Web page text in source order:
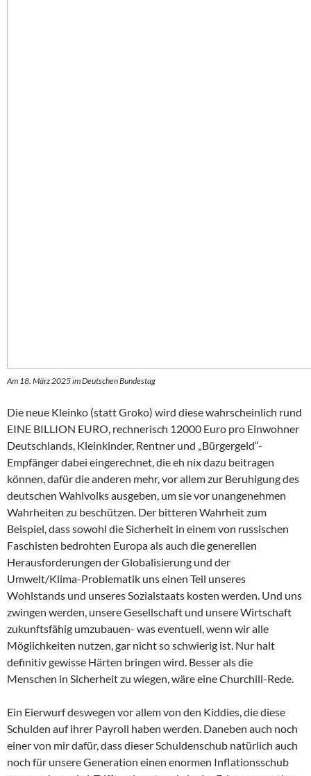
Am 18. März 2025 im Deutschen Bundestag
Die neue Kleinko (statt Groko) wird diese wahrscheinlich rund
EINE BILLION EURO, rechnerisch 12000 Euro pro Einwohner
Deutschlands, Kleinkinder, Rentner und „Bürgergeld“-
Empfänger dabei eingerechnet, die eh nix dazu beitragen
können, dafür die anderen mehr, vor allem zur Beruhigung des
deutschen Wahlvolks ausgeben, um sie vor unangenehmen
Wahrheiten zu beschützen. Der bitteren Wahrheit zum
Beispiel, dass sowohl die Sicherheit in einem von russischen
Faschisten bedrohten Europa als auch die generellen
Herausforderungen der Globalisierung und der
Umwelt/Klima-Problematik uns einen Teil unseres
Wohlstands und unseres Sozialstaats kosten werden. Und uns
zwingen werden, unsere Gesellschaft und unsere Wirtschaft
zukunftsfähig umzubauen- was eventuell, wenn wir alle
Möglichkeiten nutzen, gar nicht so schwierig ist. Nur halt
definitiv gewisse Härten bringen wird. Besser als die
Menschen in Sicherheit zu wiegen, wäre eine Churchill-Rede.
Ein Eierwurf deswegen vor allem von den Kiddies, die diese
Schulden auf ihrer Payroll haben werden. Daneben auch noch
einer von mir dafür, dass dieser Schuldenschub natürlich auch
noch für unsere Generation einen enormen Inflationsschub